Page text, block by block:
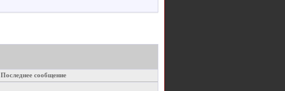
Последнее сообщение